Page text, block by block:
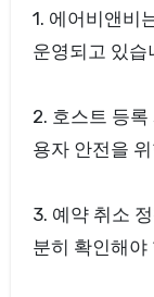
1. 에어비앤비
운영되고 있습
2. 호스트 등
용자 안전을
3. 예약 취소
분히 확인해야